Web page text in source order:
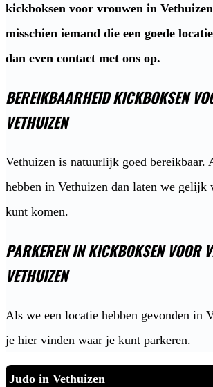
kickboksen voor vrouwen in
misschien iemand die een goede
dan even contact met ons op.
BEREIKBAARHEID KICKBOKSEN
VETHUIZEN
Vethuizen is natuurlijk goed bereikbaar.
hebben in Vethuizen dan laten we gelijk
kunt komen.
PARKEREN IN KICKBOKSEN VOOR
VETHUIZEN
Als we een locatie hebben gevonden in
je hier vinden waar je kunt parkeren.
Judo in Vethuizen